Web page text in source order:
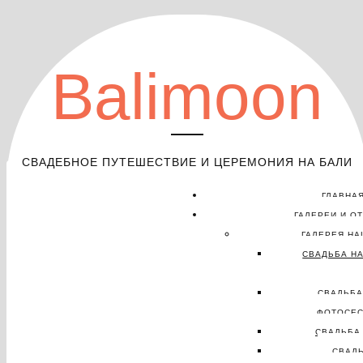
Balimoon
СВАДЕБНОЕ ПУТЕШЕСТВИЕ И ЦЕРЕМОНИЯ НА БАЛИ
ГАЛЕРЕИ И
ГАЛЕРЕЯ
СВАДЬБА
СВАДЬБА